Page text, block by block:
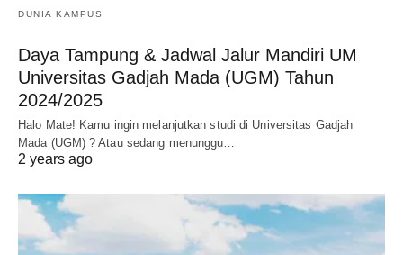
DUNIA KAMPUS
Daya Tampung & Jadwal Jalur Mandiri UM
Universitas Gadjah Mada (UGM) Tahun
2024/2025
Halo Mate! Kamu ingin melanjutkan studi di Universitas Gadjah
Mada (UGM) ? Atau sedang menunggu…
2 years ago